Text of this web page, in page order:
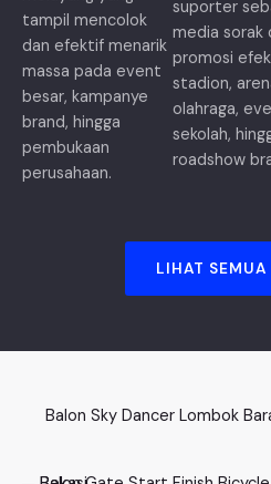
tampil mencolok
dan efektif menarik
massa pada event
besar, kampanye
brand, hingga
pembukaan
perusahaan.
suporter
media sorak
promosi
stadion,
olahraga,
sekolah,
roadshow
LIHAT SEMUA
Balon Sky Dancer Lombok